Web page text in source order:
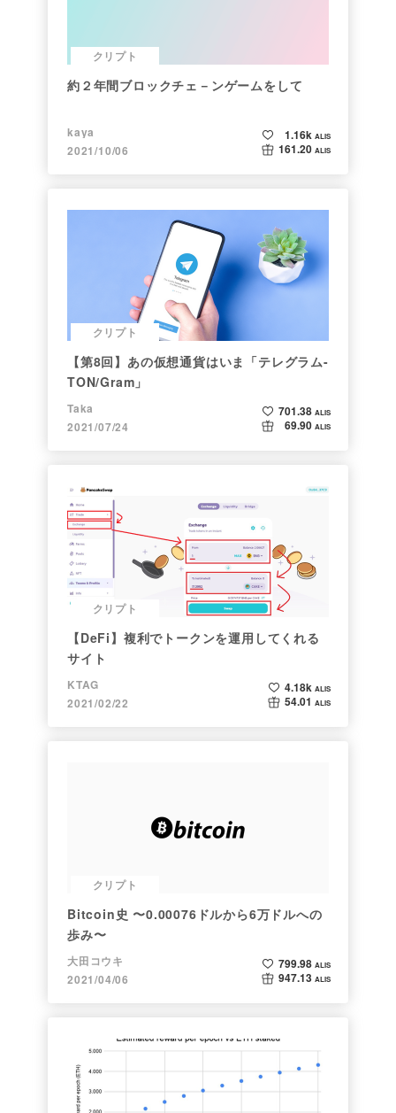
クリプト
約２年間ブロックチェ－ンゲームをして
kaya
2021/10/06
1.16k ALIS
161.20 ALIS
クリプト
【第8回】あの仮想通貨はいま「テレグラム-
TON/Gram」
Taka
2021/07/24
701.38 ALIS
69.90 ALIS
クリプト
【DeFi】複利でトークンを運用してくれる
サイト
KTAG
2021/02/22
4.18k ALIS
54.01 ALIS
クリプト
Bitcoin史 〜0.00076ドルから6万ドルへの
歩み〜
大田コウキ
2021/04/06
799.98 ALIS
947.13 ALIS